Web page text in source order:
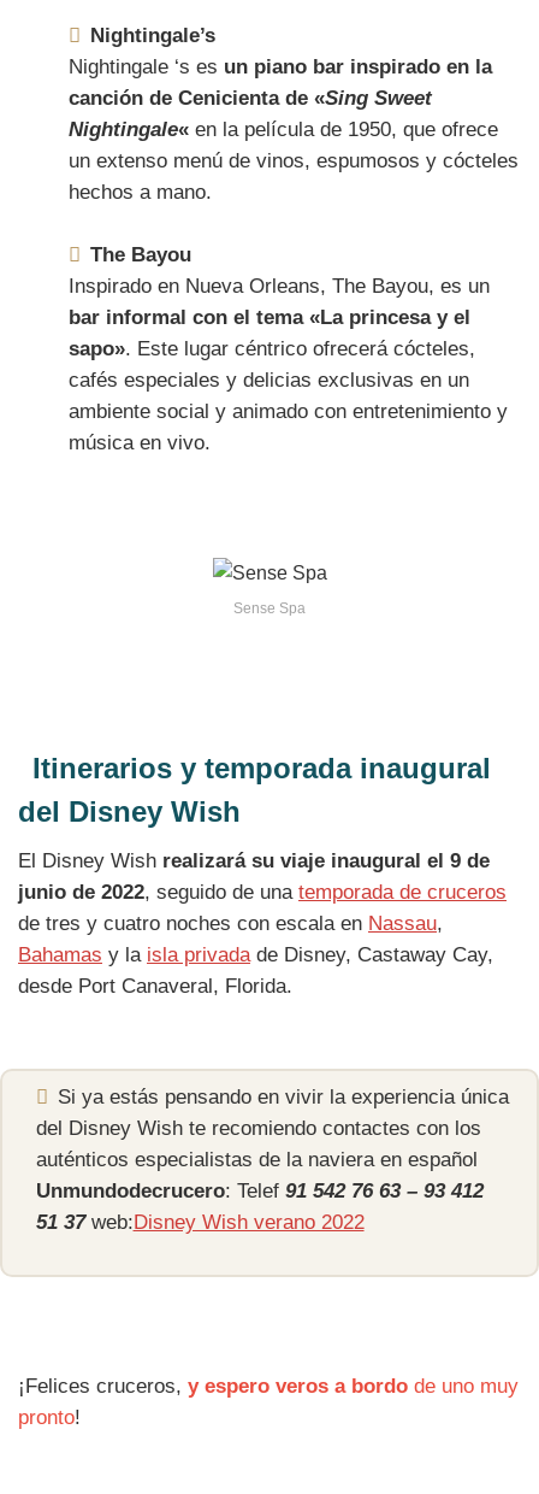
Nightingale’s
Nightingale ‘s es un piano bar inspirado en la
canción de Cenicienta de «Sing Sweet
Nightingale«en la película de 1950, que ofrece
un extenso menú de vinos, espumosos y cócteles
hechos a mano.
The Bayou
Inspirado en Nueva Orleans, The Bayou, es un
bar informal con el tema «La princesa y el
sapo». Este lugar céntrico ofrecerá cócteles,
cafés especiales y delicias exclusivas en un
ambiente social y animado con entretenimiento y
música en vivo.
Sense Spa
Itinerarios y temporada inaugural
del Disney Wish
El Disney Wish realizará su viaje inaugural el 9 de
junio de 2022, seguido de una temporada de cruceros
de tres y cuatro noches con escala en Nassau,
Bahamas y la isla privadade Disney, Castaway Cay,
desde Port Canaveral, Florida.
Si ya estás pensando en vivir la experiencia única
del Disney Wish te recomiendo contactes con los
auténticos especialistas de la naviera en español
Unmundodecrucero: Telef 91 542 76 63 – 93 412
51 37 web:Disney Wish verano 2022
¡Felices cruceros, y espero veros a bordo de uno muy
pronto!